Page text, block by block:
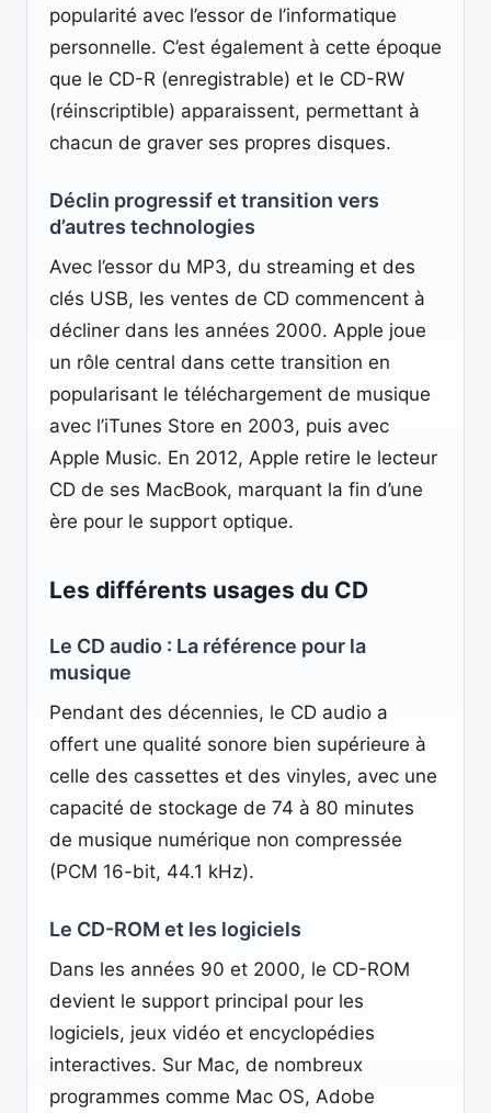
popularité avec l’essor de l’informatique
personnelle. C’est également à cette époque
que le CD-R (enregistrable) et le CD-RW
(réinscriptible) apparaissent, permettant à
chacun de graver ses propres disques.
Déclin progressif et transition vers
d’autres technologies
Avec l’essor du MP3, du streaming et des
clés USB, les ventes de CD commencent à
décliner dans les années 2000. Apple joue
un rôle central dans cette transition en
popularisant le téléchargement de musique
avec l’iTunes Store en 2003, puis avec
Apple Music. En 2012, Apple retire le lecteur
CD de ses MacBook, marquant la fin d’une
ère pour le support optique.
Les différents usages du CD
Le CD audio : La référence pour la
musique
Pendant des décennies, le CD audio a
offert une qualité sonore bien supérieure à
celle des cassettes et des vinyles, avec une
capacité de stockage de 74 à 80 minutes
de musique numérique non compressée
(PCM 16-bit, 44.1 kHz).
Le CD-ROM et les logiciels
Dans les années 90 et 2000, le CD-ROM
devient le support principal pour les
logiciels, jeux vidéo et encyclopédies
interactives. Sur Mac, de nombreux
programmes comme Mac OS, Adobe